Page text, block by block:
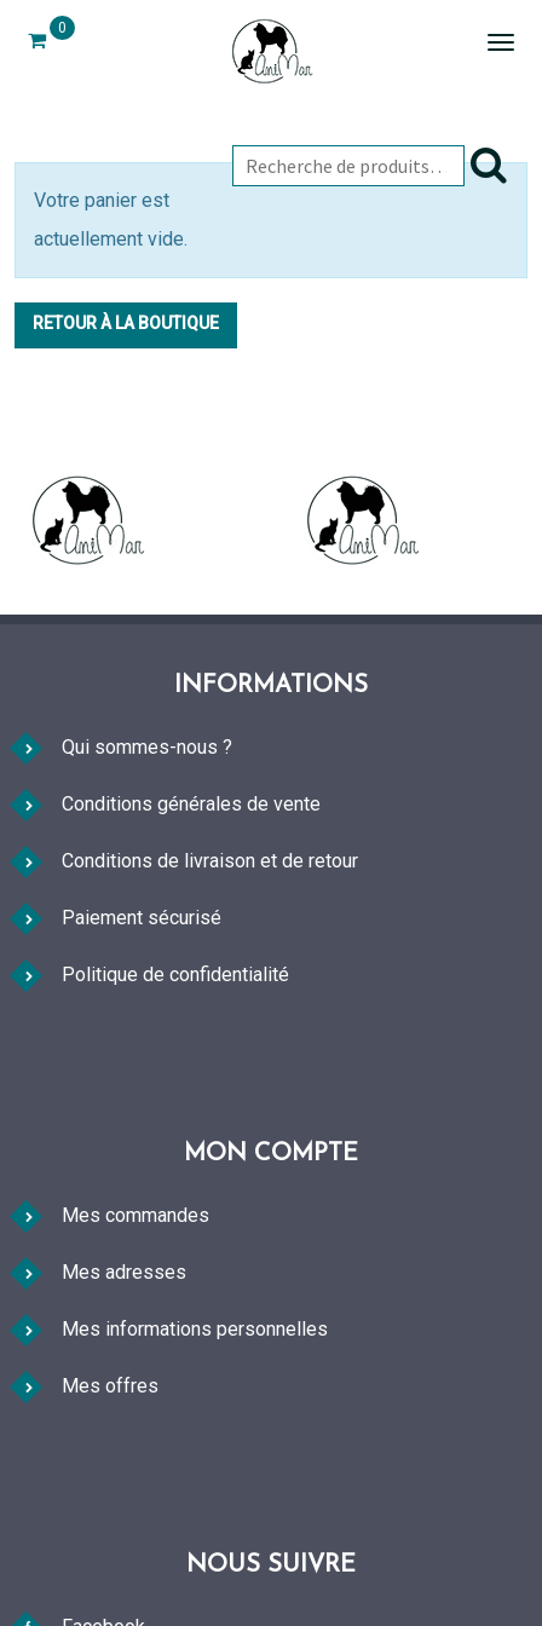
0
Votre panier est
actuellement vide.
RETOUR À LA BOUTIQUE
INFORMATIONS
Qui sommes-nous ?
Conditions générales de vente
Conditions de livraison et de retour
Paiement sécurisé
Politique de confidentialité
MON COMPTE
Mes commandes
Mes adresses
Mes informations personnelles
Mes offres
NOUS SUIVRE